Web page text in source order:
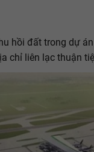
hồi đất trong dự
chỉ liên lạc thuận